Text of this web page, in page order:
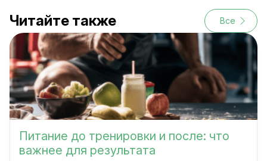
Читайте также Все
Питание до тренировки и после: что
важнее для результата